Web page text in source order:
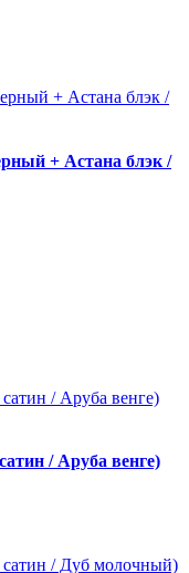
+ Астана блэк /
/ Аруба венге)